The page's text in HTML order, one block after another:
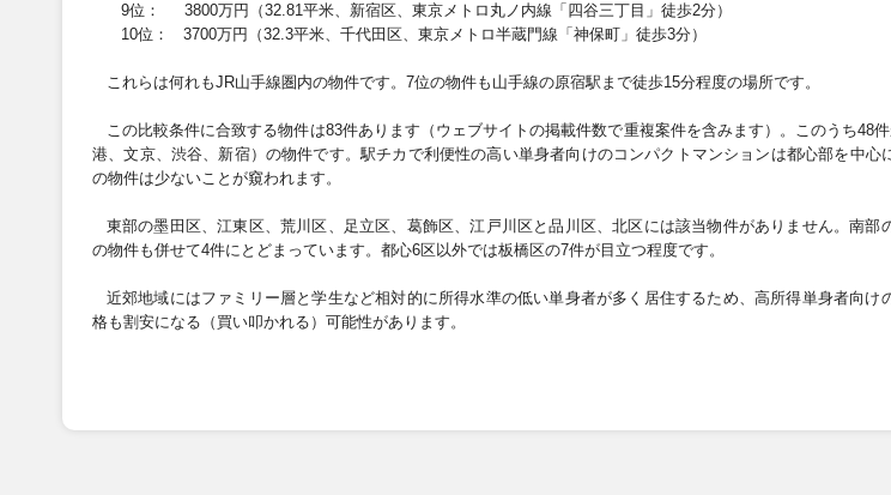
9位： 3800万円（32.81平米、新宿区、東京メトロ丸ノ内線「四谷三丁目」徒歩2分）
10位： 3700万円（32.3平米、千代田区、東京メトロ半蔵門線「神保町」徒歩3分）
これらは何れもJR山手線圏内の物件です。 7位の物件も山手線の原宿駅まで徒歩15分程度の場所です。
この比較条件に合致する物件は83件あります（ウェブサイトの掲載件数で重複案件を含みます）。このうち48
港、文京、渋谷、新宿）の物件です。駅チカで利便性の高い単身者向けのコンパクトマンションは都心部を中心
の物件は少ないことが窺われます。
東部の墨田区、江東区、荒川区、足立区、葛飾区、江戸川区と品川区、北区には該当物件がありません。南部
の物件も併せて4件にとどまっています。都心6区以外では板橋区の7件が目立つ程度です。
近郊地域にはファミリー層と学生など相対的に所得水準の低い単身者が多く居住するため、高所得単身者向け
格も割安になる（買い叩かれる）可能性があります。